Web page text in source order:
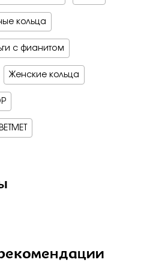
кольца
с фианитом
Женские кольца